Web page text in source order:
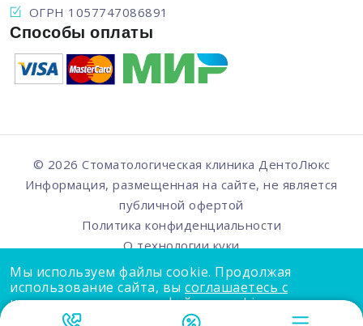
ОГРН 1057747086891
Способы оплаты
© 2026 Стоматологическая клиника ДентоЛюкс
Информация, размещенная на сайте, не является
публичной офертой
Политика конфиденциальности
О технологии куки
Карта сайта
Мы используем файлы cookie. Продолжая
использование сайта, вы соглашаетесь с
использованием нами файлов cookie.